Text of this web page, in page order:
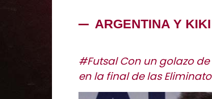
ARGENTINA Y
#Futsal Con un golazo
en la final de las